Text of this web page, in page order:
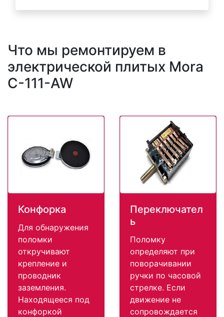
Что мы ремонтируем в
электрической плитых Mora
C-111-AW
Конфорка
Для обнаружения
поломки
откручивают
крепление и
проводник
заземления.
Находящееся под
конфоркой
Переключател
ь
Поломку
определяют при
поворачивании
ручки по часовой
стрелке. Если
движение не
сопровождается